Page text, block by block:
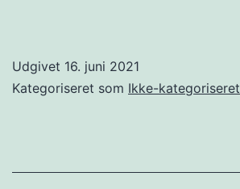
Udgivet 16. juni 2021
Kategoriseret som Ikke-kategoriseret